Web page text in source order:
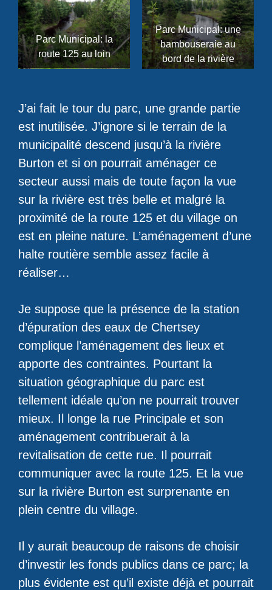
Parc Municipal: la
route 125 au loin
Parc Municipal: une
bambouseraie au
bord de la rivière
J’ai fait le tour du parc, une grande partie
est inutilisée. J’ignore si le terrain de la
municipalité descend jusqu’à la rivière
Burton et si on pourrait aménager ce
secteur aussi mais de toute façon la vue
sur la rivière est très belle et malgré la
proximité de la route 125 et du village on
est en pleine nature. L’aménagement d’une
halte routière semble assez facile à
réaliser…
Je suppose que la présence de la station
d’épuration des eaux de Chertsey
complique l’aménagement des lieux et
apporte des contraintes. Pourtant la
situation géographique du parc est
tellement idéale qu’on ne pourrait trouver
mieux. Il longe la rue Principale et son
aménagement contribuerait à la
revitalisation de cette rue. Il pourrait
communiquer avec la route 125. Et la vue
sur la rivière Burton est surprenante en
plein centre du village.
Il y aurait beaucoup de raisons de choisir
d’investir les fonds publics dans ce parc; la
plus évidente est qu’il existe déjà et pourrait